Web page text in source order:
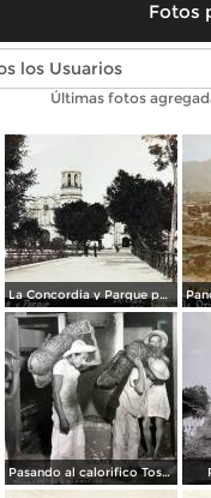
Fotos
Fotos
Últimas fotos
La Concordia y Parque por el Fotógrafo Juan D. Vasallo.
Pasando al calorifico Tostaddoras del cafe Cordoba Veracruz.